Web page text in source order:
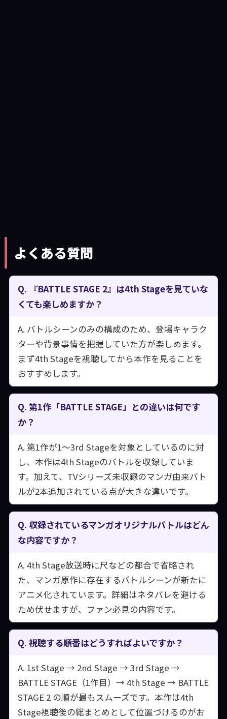
よくある質問
Q. 『BATTLE STAGE 2』は4th Stageを見ていな
くても楽しめますか？
A. バトルシーンのみの構成のため、登場キャラク
ターや背景事情を把握していた方が楽しめます。
まず4th Stageを視聴してから本作を見ることを
おすすめします。
Q. 第1作「BATTLE STAGE」との違いは何です
か？
A. 第1作が1〜3rd Stageを対象としているのに対
し、本作は4th Stageのバトルを収録していま
す。加えて、TVシリーズ未収録のマンガ由来バト
ルが2本追加されている点が大きな違いです。
Q. 収録されているマンガオリジナルバトルはどん
な内容ですか？
A. 4th Stage放送時に尺などの都合で省略され
た、マンガ原作に存在するバトルシーンが新たに
アニメ化されています。詳細はネタバレを避ける
ため伏せますが、ファン必見の内容です。
Q. 視聴する順番はどうすればよいですか？
A. 1st Stage → 2nd Stage → 3rd Stage →
BATTLE STAGE（1作目）→ 4th Stage → BATTLE
STAGE 2 の順が最もスムーズです。本作は4th
Stage視聴後の総まとめとして位置づけるのがお